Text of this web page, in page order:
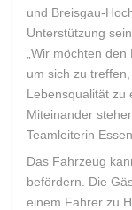
und Breisgau-
Unterstützung sein.
„Wir möchten
um sich zu
Lebensqualität zu
Miteinander
Teamleiterin
Das Fahrzeug
befördern. Die
einem Fahrer zu